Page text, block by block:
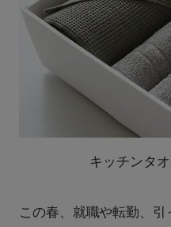
キッチンタ
この春、就職や転勤、